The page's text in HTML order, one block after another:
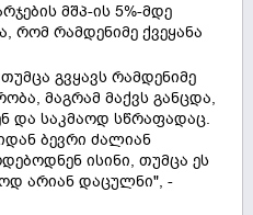
მშპ-ის 5%-მდე
რომ რამდენიმე ქვეყანა
გვყავს რამდენიმე
მაგრამ მაქვს განცდა,
და საკმაოდ სწრაფადაც.
ბევრი ძალიან
ისინი, თუმცა ეს
არიან დაცულნი", -